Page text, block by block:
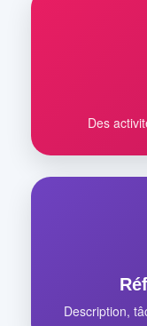
Des
Description,